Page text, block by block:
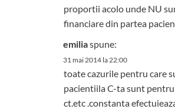
proportii acolo unde NU
financiare din partea
emiliaspune:
31 mai 2014 la 22:00
toate cazurile pentru care
pacientiila C-ta sunt
ct.etc .constanta